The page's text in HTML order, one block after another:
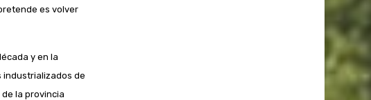
es volver
y en la
de
la provincia